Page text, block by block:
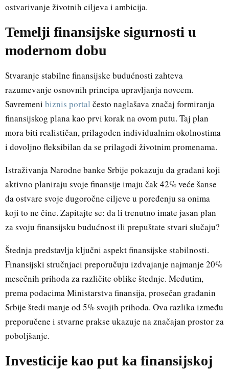
ostvarivanje životnih ciljeva i ambicija.
Temelji finansijske sigurnosti u
modernom dobu
Stvaranje stabilne finansijske budućnosti zahteva
razumevanje osnovnih principa upravljanja novcem.
Savremeni biznis portal često naglašava značaj formiranja
finansijskog plana kao prvi korak na ovom putu. Taj plan
mora biti realističan, prilagođen individualnim okolnostima
i dovoljno fleksibilan da se prilagodi životnim promenama.
Istraživanja Narodne banke Srbije pokazuju da građani koji
aktivno planiraju svoje finansije imaju čak 42% veće šanse
da ostvare svoje dugoročne ciljeve u poređenju sa onima
koji to ne čine. Zapitajte se: da li trenutno imate jasan plan
za svoju finansijsku budućnost ili prepuštate stvari slučaju?
Štednja predstavlja ključni aspekt finansijske stabilnosti.
Finansijski stručnjaci preporučuju izdvajanje najmanje 20%
mesečnih prihoda za različite oblike štednje. Međutim,
prema podacima Ministarstva finansija, prosečan građanin
Srbije štedi manje od 5% svojih prihoda. Ova razlika između
preporučene i stvarne prakse ukazuje na značajan prostor za
poboljšanje.
Investicije kao put ka finansijskoj